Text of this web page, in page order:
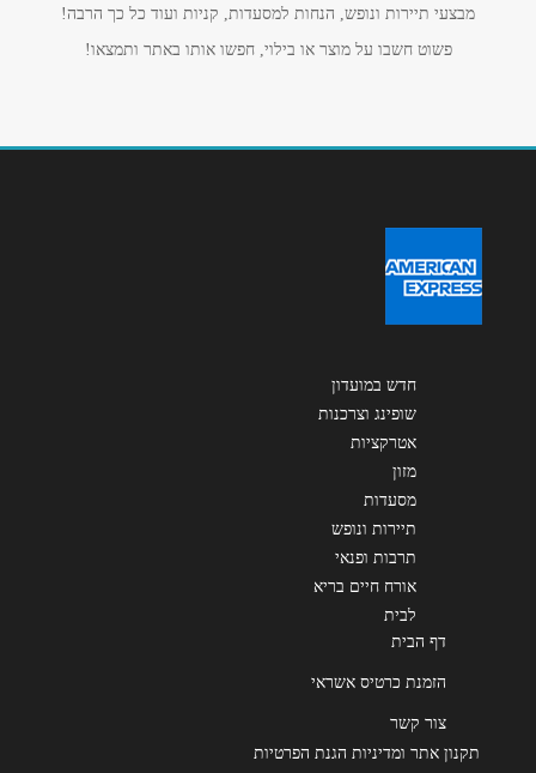
נושא*
הודעה*
מבצעי תיירות ונופש, הנחות למסעדות, קניות ועוד כל כך הרבה!
פשוט חשבו על מוצר או בילוי, חפשו אותו באתר ותמצאו!
חדש במועדון
שופינג וצרכנות
אטרקציות
מזון
מסעדות
תיירות ונופש
תרבות ופנאי
אורח חיים בריא
לבית
דף הבית
הזמנת כרטיס אשראי
צור קשר
תקנון אתר ומדיניות הגנת הפרטיות